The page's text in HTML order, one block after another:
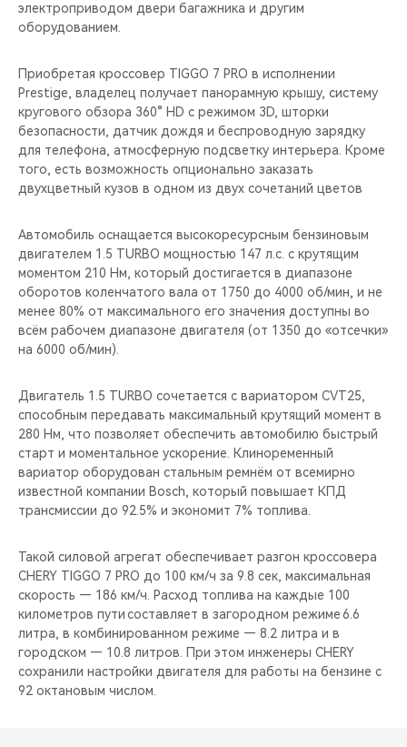
электроприводом двери багажника и другим
оборудованием.
Приобретая кроссовер TIGGO 7 PRO в исполнении
Prestige, владелец получает панорамную крышу, систему
кругового обзора 360° HD с режимом 3D, шторки
безопасности, датчик дождя и беспроводную зарядку
для телефона, атмосферную подсветку интерьера. Кроме
того, есть возможность опционально заказать
двухцветный кузов в одном из двух сочетаний цветов
Автомобиль оснащается высокоресурсным бензиновым
двигателем 1.5 TURBO мощностью 147 л.с. с крутящим
моментом 210 Нм, который достигается в диапазоне
оборотов коленчатого вала от 1750 до 4000 об/мин, и не
менее 80% от максимального его значения доступны во
всём рабочем диапазоне двигателя (от 1350 до «отсечки»
на 6000 об/мин).
Двигатель 1.5 TURBO сочетается с вариатором CVT25,
способным передавать максимальный крутящий момент в
280 Нм, что позволяет обеспечить автомобилю быстрый
старт и моментальное ускорение. Клиноременный
вариатор оборудован стальным ремнём от всемирно
известной компании Bosch, который повышает КПД
трансмиссии до 92.5% и экономит 7% топлива.
Такой силовой агрегат обеспечивает разгон кроссовера
CHERY TIGGO 7 PRO до 100 км/ч за 9.8 сек, максимальная
скорость — 186 км/ч. Расход топлива на каждые 100
километров пути составляет в загородном режиме 6.6
литра, в комбинированном режиме — 8.2 литра и в
городском — 10.8 литров. При этом инженеры CHERY
сохранили настройки двигателя для работы на бензине с
92 октановым числом.